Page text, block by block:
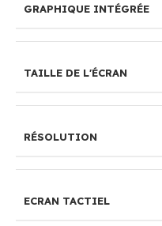
GRAPHIQUE INTÉGRÉE
TAILLE DE L'ÉCRAN
RÉSOLUTION
ECRAN TACTIEL